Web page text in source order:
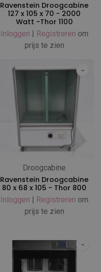
Ravenstein Droogcabine
127 x 105 x 70 - 2000
Watt -Thor 1100
Inloggen | Registreren om
prijs te zien
Droogcabine
Ravenstein Droogcabine
80 x 68 x 105 - Thor 800
Inloggen | Registreren om
prijs te zien